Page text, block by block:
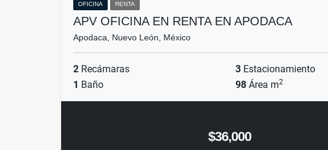
OFICINA RENTA
APV OFICINA EN RENTA EN APODACA
Apodaca, Nuevo León, México
2 Recámaras 3 Estacionamiento
1 Baño 98 Área m2
$36,000